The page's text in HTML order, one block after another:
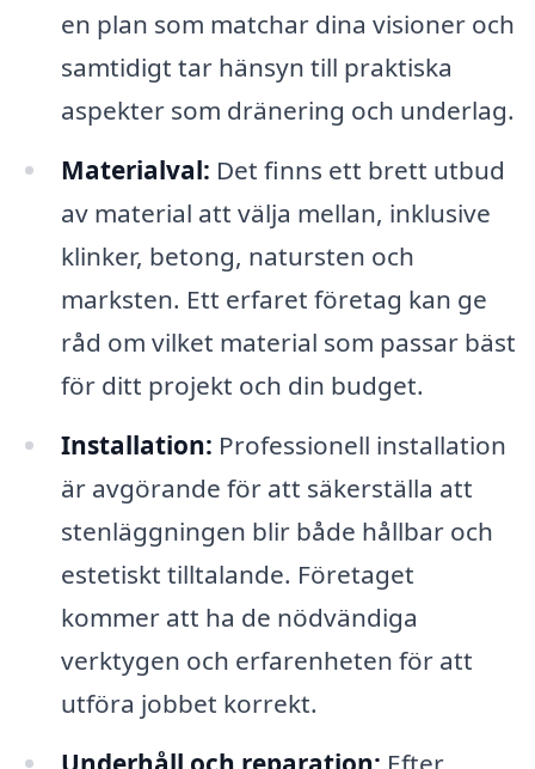
en plan som matchar dina visioner och
samtidigt tar hänsyn till praktiska
aspekter som dränering och underlag.
Materialval: Det finns ett brett utbud
av material att välja mellan, inklusive
klinker, betong, natursten och
marksten. Ett erfaret företag kan ge
råd om vilket material som passar bäst
för ditt projekt och din budget.
Installation: Professionell installation
är avgörande för att säkerställa att
stenläggningen blir både hållbar och
estetiskt tilltalande. Företaget
kommer att ha de nödvändiga
verktygen och erfarenheten för att
utföra jobbet korrekt.